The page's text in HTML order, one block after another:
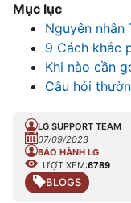
Mục lục
Nguyên
9 Cách khắc
Khi nào cần
Câu hỏi
LG SUPPORT TEAM
07/09/2023
BẢO HÀNH LG
LƯỢT XEM:6789
BLOGS